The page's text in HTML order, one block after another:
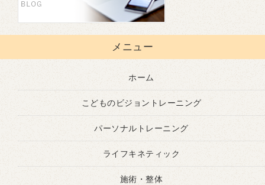
メニュー
ホーム
こどものビジョントレーニング
パーソナルトレーニング
ライフキネティック
施術・整体